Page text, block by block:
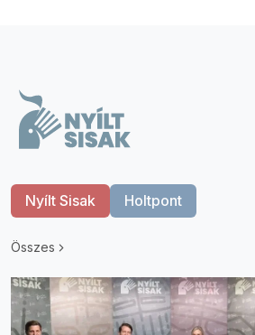
Nyílt Sisak Holtpont
Összes